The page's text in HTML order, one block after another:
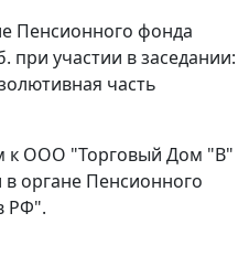
Пенсионного фонда
при участии в заседании:
часть
к ООО "Торговый Дом "В"
органе Пенсионного
РФ".